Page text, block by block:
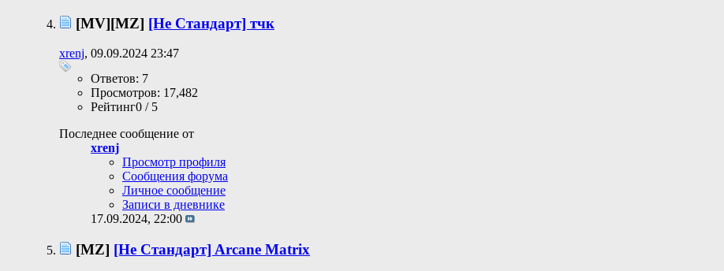
[MV][MZ] [Не Стандарт] тчк
xrenj, 09.09.2024 23:47
Ответов: 7
Просмотров: 17,482
Рейтинг0 / 5
Последнее сообщение от
xrenj
Просмотр профиля
Сообщения форума
Личное сообщение
Записи в дневнике
17.09.2024, 22:00
[MZ] [Не Стандарт] Arcane Matrix